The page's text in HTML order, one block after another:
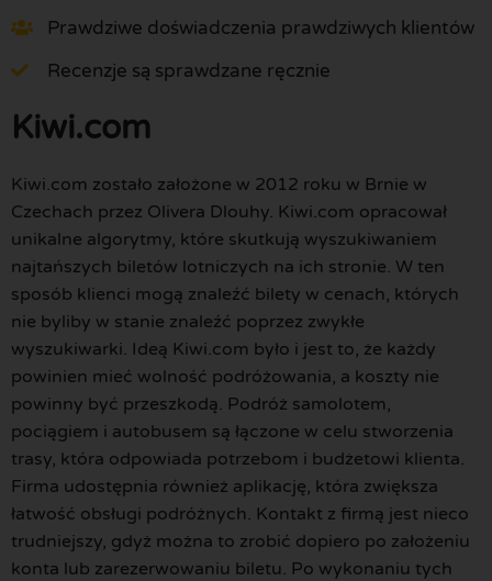
Prawdziwe doświadczenia prawdziwych klientów
Recenzje są sprawdzane ręcznie
Kiwi.com
Kiwi.com zostało założone w 2012 roku w Brnie w
Czechach przez Olivera Dlouhy. Kiwi.com opracował
unikalne algorytmy, które skutkują wyszukiwaniem
najtańszych biletów lotniczych na ich stronie. W ten
sposób klienci mogą znaleźć bilety w cenach, których
nie byliby w stanie znaleźć poprzez zwykłe
wyszukiwarki. Ideą Kiwi.com było i jest to, że każdy
powinien mieć wolność podróżowania, a koszty nie
powinny być przeszkodą. Podróż samolotem,
pociągiem i autobusem są łączone w celu stworzenia
trasy, która odpowiada potrzebom i budżetowi klienta.
Firma udostępnia również aplikację, która zwiększa
łatwość obsługi podróżnych. Kontakt z firmą jest nieco
trudniejszy, gdyż można to zrobić dopiero po założeniu
konta lub zarezerwowaniu biletu. Po wykonaniu tych